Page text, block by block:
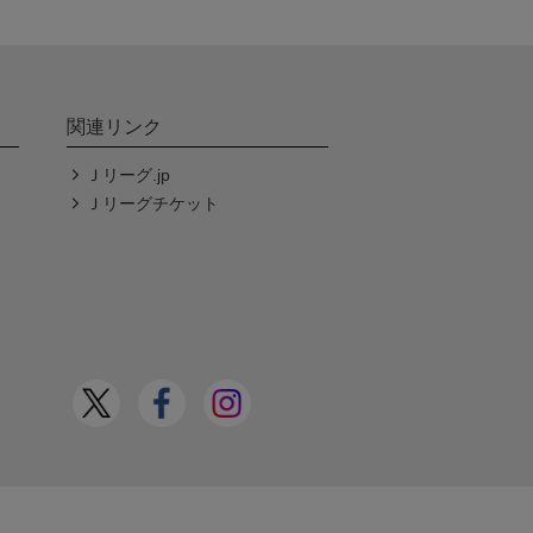
関連リンク
Ｊリーグ.jp
Ｊリーグチケット